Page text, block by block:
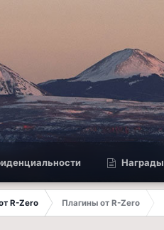
Награды
R-Zero
Плагины от R-Zero